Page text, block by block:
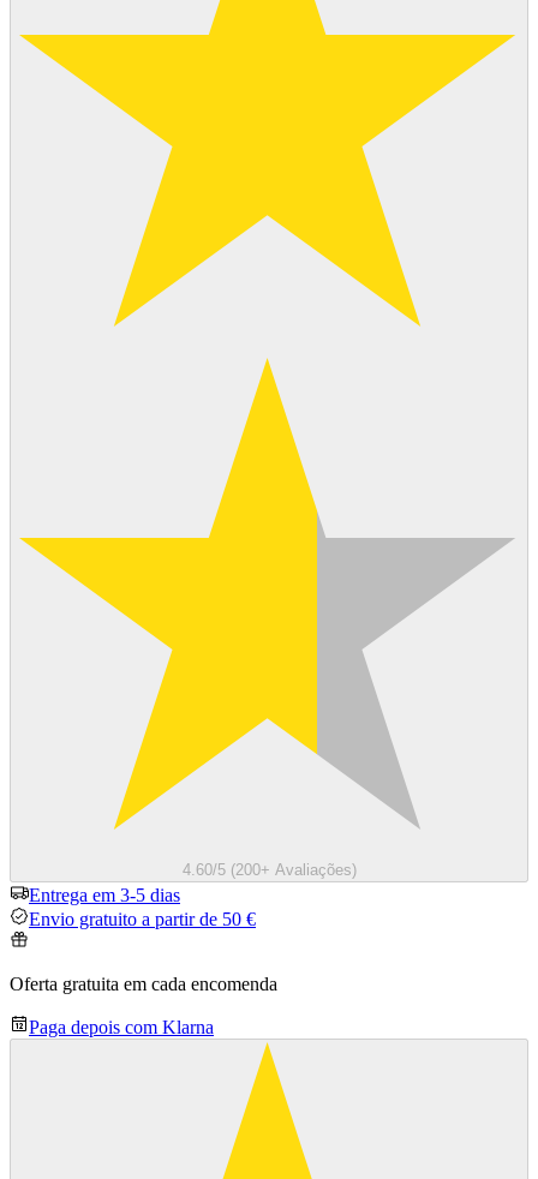
4.60/5 (200+ Avaliações)
Entrega em 3-5 dias
Envio gratuito a partir de 50 €
Oferta gratuita em cada encomenda
Paga depois com Klarna